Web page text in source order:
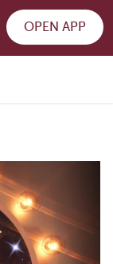
OPEN APP